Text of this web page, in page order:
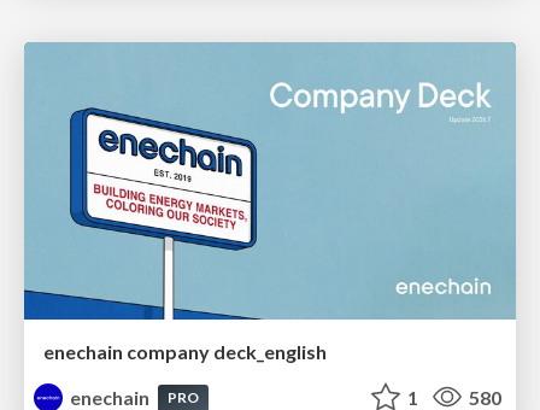
enechain company deck_english
enechain
PRO 1 580